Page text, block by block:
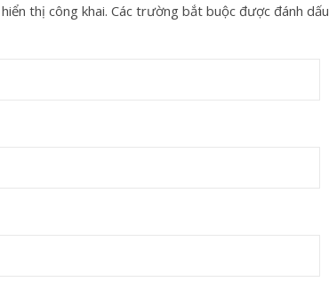
thị công khai. Các trường bắt buộc được đánh dấu